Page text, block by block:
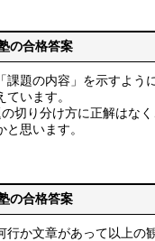
の合格答案
課題の内容」を示すよう
います。
切り分け方に正解はな
思います。
の合格答案
行か文章があって以上の